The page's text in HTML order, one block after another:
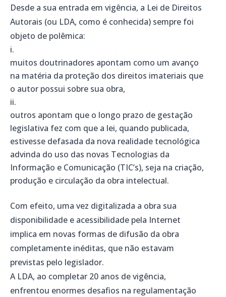
Desde a sua entrada em vigência, a Lei de Direitos
Autorais (ou LDA, como é conhecida) sempre foi
objeto de polêmica:
muitos doutrinadores apontam como um avanço
na matéria da proteção dos direitos imateriais que
o autor possui sobre sua obra,
outros apontam que o longo prazo de gestação
legislativa fez com que a lei, quando publicada,
estivesse defasada da nova realidade tecnológica
advinda do uso das novas Tecnologias da
Informação e Comunicação (TIC’s), seja na criação,
produção e circulação da obra intelectual.
Com efeito, uma vez digitalizada a obra sua
disponibilidade e acessibilidade pela Internet
implica em novas formas de difusão da obra
completamente inéditas, que não estavam
previstas pelo legislador.
A LDA, ao completar 20 anos de vigência,
enfrentou enormes desafios na regulamentação